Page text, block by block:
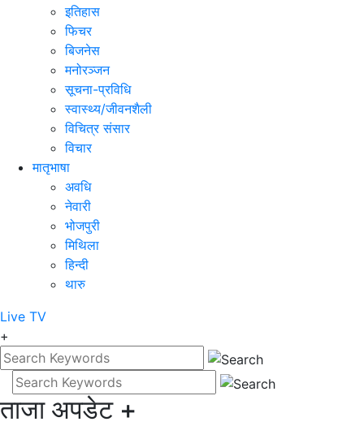
इतिहास
फिचर
बिजनेस
मनोरञ्जन
सूचना-प्रविधि
स्वास्थ्य/जीवनशैली
विचित्र संसार
विचार
मातृभाषा
अवधि
नेवारी
भोजपुरी
मिथिला
हिन्दी
थारु
Live TV
+
ताजा अपडेट +